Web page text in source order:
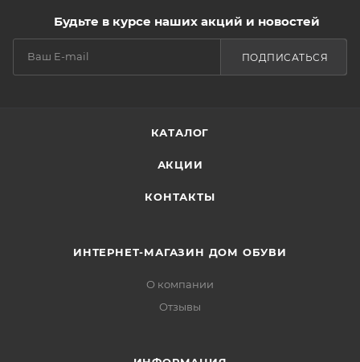
Будьте в курсе наших акций и новостей
ПОДПИСАТЬСЯ
КАТАЛОГ
АКЦИИ
КОНТАКТЫ
ИНТЕРНЕТ-МАГАЗИН ДОМ ОБУВИ
О компании
Отзывы